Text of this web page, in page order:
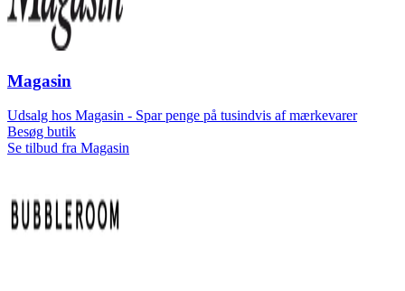
Magasin
Udsalg hos Magasin - Spar penge på tusindvis af mærkevarer
Besøg butik
Se tilbud fra Magasin